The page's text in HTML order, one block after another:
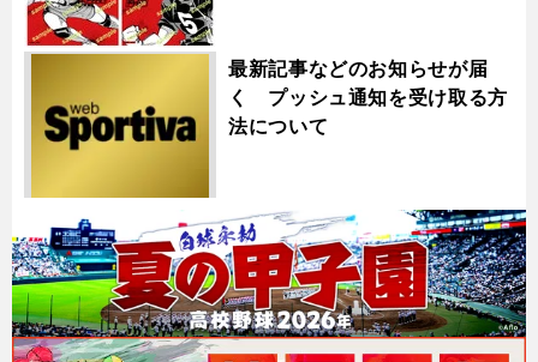
最新記事などのお知らせが届
く プッシュ通知を受け取る方
法について